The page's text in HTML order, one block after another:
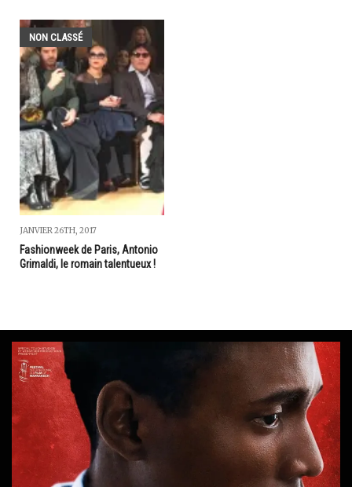
NON CLASSÉ
JANVIER 26TH, 2017
Fashionweek de Paris, Antonio
Grimaldi, le romain talentueux !